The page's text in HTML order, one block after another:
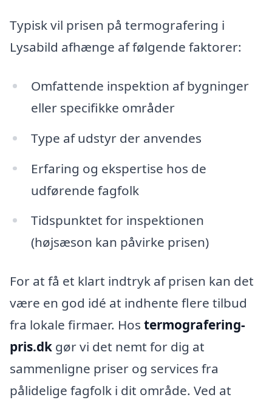
Typisk vil prisen på termografering i
Lysabild afhænge af følgende faktorer:
Omfattende inspektion af bygninger
eller specifikke områder
Type af udstyr der anvendes
Erfaring og ekspertise hos de
udførende fagfolk
Tidspunktet for inspektionen
(højsæson kan påvirke prisen)
For at få et klart indtryk af prisen kan det
være en god idé at indhente flere tilbud
fra lokale firmaer. Hos termografering-
pris.dk gør vi det nemt for dig at
sammenligne priser og services fra
pålidelige fagfolk i dit område. Ved at